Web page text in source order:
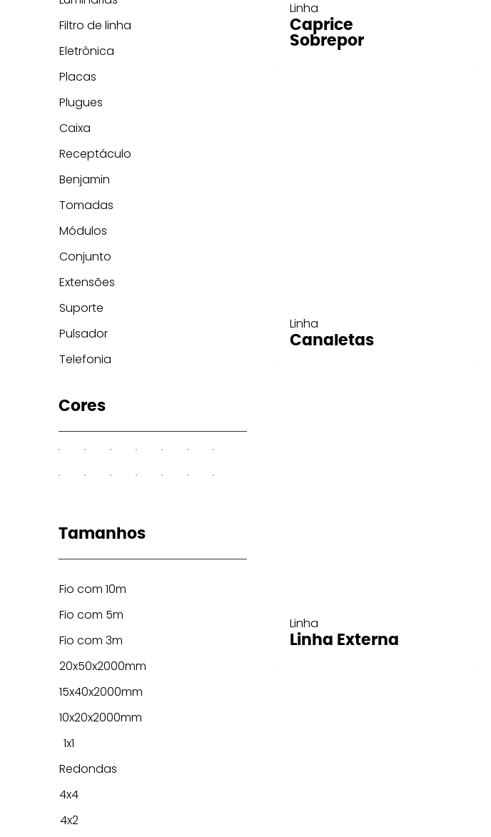
Linha
Caprice
Sobrepor
Linha
Canaletas
Linha
Linha Externa
Tamanhos
Fio com 10m
Fio com 5m
Fio com 3m
20x50x2000mm
15x40x2000mm
10x20x2000mm
1x1
Redondas
4x4
4x2
Filtro de linha
Eletrônica
Placas
Plugues
Caixa
Receptáculo
Benjamin
Tomadas
Módulos
Conjunto
Extensões
Suporte
Pulsador
Telefonia
Cores